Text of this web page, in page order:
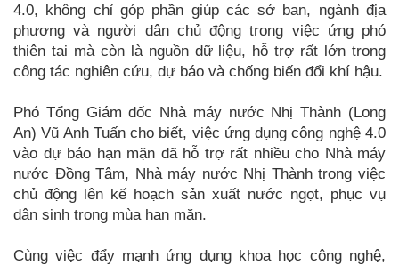
4.0, không chỉ góp phần giúp các sở ban, ngành địa
phương và người dân chủ động trong việc ứng phó
thiên tai mà còn là nguồn dữ liệu, hỗ trợ rất lớn trong
công tác nghiên cứu, dự báo và chống biến đổi khí hậu.
Phó Tổng Giám đốc Nhà máy nước Nhị Thành (Long
An) Vũ Anh Tuấn cho biết, việc ứng dụng công nghệ 4.0
vào dự báo hạn mặn đã hỗ trợ rất nhiều cho Nhà máy
nước Đồng Tâm, Nhà máy nước Nhị Thành trong việc
chủ động lên kế hoạch sản xuất nước ngọt, phục vụ
dân sinh trong mùa hạn mặn.
Cùng việc đẩy mạnh ứng dụng khoa học công nghệ,